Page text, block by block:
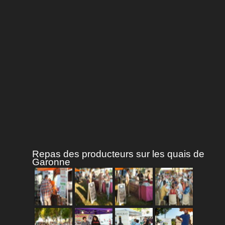
Repas des producteurs sur les quais de
Garonne